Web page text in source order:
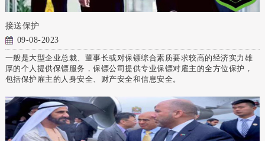
接送保护
09-08-2023
一般是大型企业总裁、董事长或对保镖综合素质要求较高的经济实力雄
厚的个人提供保镖服务，保镖公司提供专业保镖对雇主的全方位保护，
包括保护雇主的人身安全、财产安全和信息安全。